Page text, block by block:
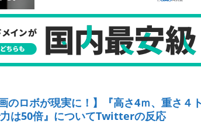
のロボが現実に！】『高さ4ｍ、重さ４
は50倍』についてTwitterの反応